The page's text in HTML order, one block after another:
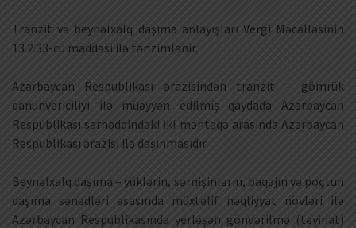
Tranzit və beynəlxalq daşıma anlayışları Vergi Məcəlləsinin
13.2.33-cü maddəsi ilə tənzimlənir.
Azərbaycan Respublikası ərazisindən tranzit – gömrük
qanunvericiliyi ilə müəyyən edilmiş qaydada Azərbaycan
Respublikası sərhəddindəki iki məntəqə arasında Azərbaycan
Respublikası ərazisi ilə daşınmasıdır.
Beynəlxalq daşıma – yüklərin, sərnişinlərin, baqajın və poçtun
daşıma sənədləri əsasında müxtəlif nəqliyyat növləri ilə
Azərbaycan Respublikasında yerləşən göndərilmə (təyinat)